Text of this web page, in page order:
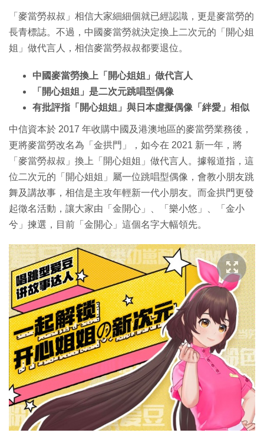
「麥當勞叔叔」相信大家細細個就已經認識，更是麥當勞的
長青標誌。不過，中國麥當勞就決定換上二次元的「開心姐
姐」做代言人，相信麥當勞叔叔都要退位。
中國麥當勞換上「開心姐姐」做代言人
「開心姐姐」是二次元跳唱型偶像
有批評指「開心姐姐」與日本虛擬偶像「絆愛」相似
中信資本於 2017 年收購中國及港澳地區的麥當勞業務後，
更將麥當勞改名為「金拱門」，如今在 2021 新一年，將
「麥當勞叔叔」換上「開心姐姐」做代言人。據報道指，這
位二次元的「開心姐姐」屬一位跳唱型偶像，會教小朋友跳
舞及講故事，相信是主攻年輕新一代小朋友。而金拱門更發
起徵名活動，讓大家由「金開心」、「樂小悠」、「金小
兮」揀選，目前「金開心」這個名字大幅領先。